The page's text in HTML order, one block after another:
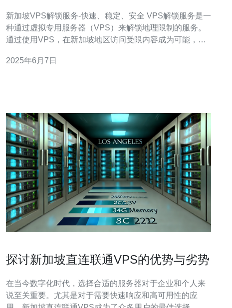
新加坡VPS解锁服务-快速、稳定、安全 VPS解锁服务是一
种通过虚拟专用服务器（VPS）来解锁地理限制的服务。
通过使用VPS，在新加坡地区访问受限内容成为可能，这
具有以下优势： 快速：新加坡VPS解锁服务提供快速的网
2025年6月7日
探讨新加坡直连联通VPS的优势与劣势
在当今数字化时代，选择合适的服务器对于企业和个人来
说至关重要。尤其是对于需要快速响应和高可用性的应